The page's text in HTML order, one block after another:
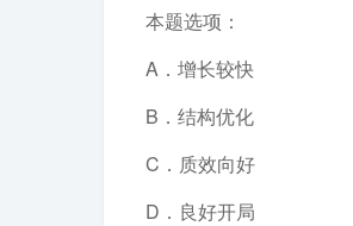
本题选项：
A．增长较快
B．结构优化
C．质效向好
D．良好开局